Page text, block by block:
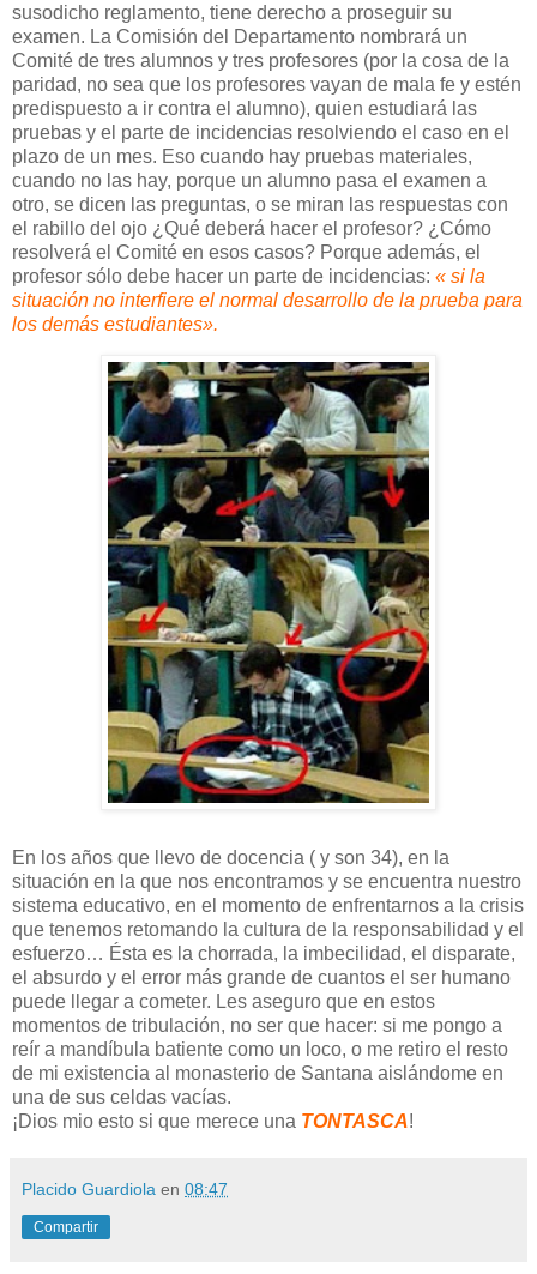
susodicho reglamento, tiene derecho a proseguir su
examen. La Comisión del Departamento nombrará un
Comité de tres alumnos y tres profesores (por la cosa de la
paridad, no sea que los profesores vayan de mala fe y estén
predispuesto a ir contra el alumno), quien estudiará las
pruebas y el parte de incidencias resolviendo el caso en el
plazo de un mes. Eso cuando hay pruebas materiales,
cuando no las hay, porque un alumno pasa el examen a
otro, se dicen las preguntas, o se miran las respuestas con
el rabillo del ojo ¿Qué deberá hacer el profesor? ¿Cómo
resolverá el Comité en esos casos? Porque además, el
profesor sólo debe hacer un parte de incidencias: « si la
situación no interfiere el normal desarrollo de la prueba para
los demás estudiantes».
En los años que llevo de docencia ( y son 34), en la
situación en la que nos encontramos y se encuentra nuestro
sistema educativo, en el momento de enfrentarnos a la crisis
que tenemos retomando la cultura de la responsabilidad y el
esfuerzo… Ésta es la chorrada, la imbecilidad, el disparate,
el absurdo y el error más grande de cuantos el ser humano
puede llegar a cometer. Les aseguro que en estos
momentos de tribulación, no ser que hacer: si me pongo a
reír a mandíbula batiente como un loco, o me retiro el resto
de mi existencia al monasterio de Santana aislándome en
una de sus celdas vacías.
¡Dios mio esto si que merece una TONTASCA!
Placido Guardiola en 08:47
Compartir